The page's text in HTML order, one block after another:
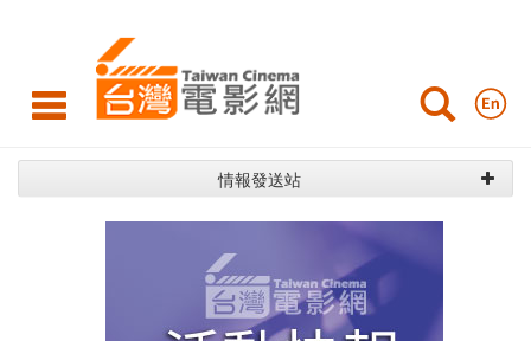
快
報 情報發送站